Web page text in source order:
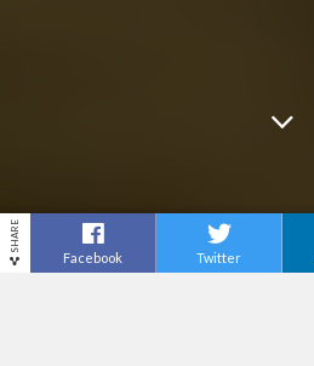
SHARE
Facebook Twitter